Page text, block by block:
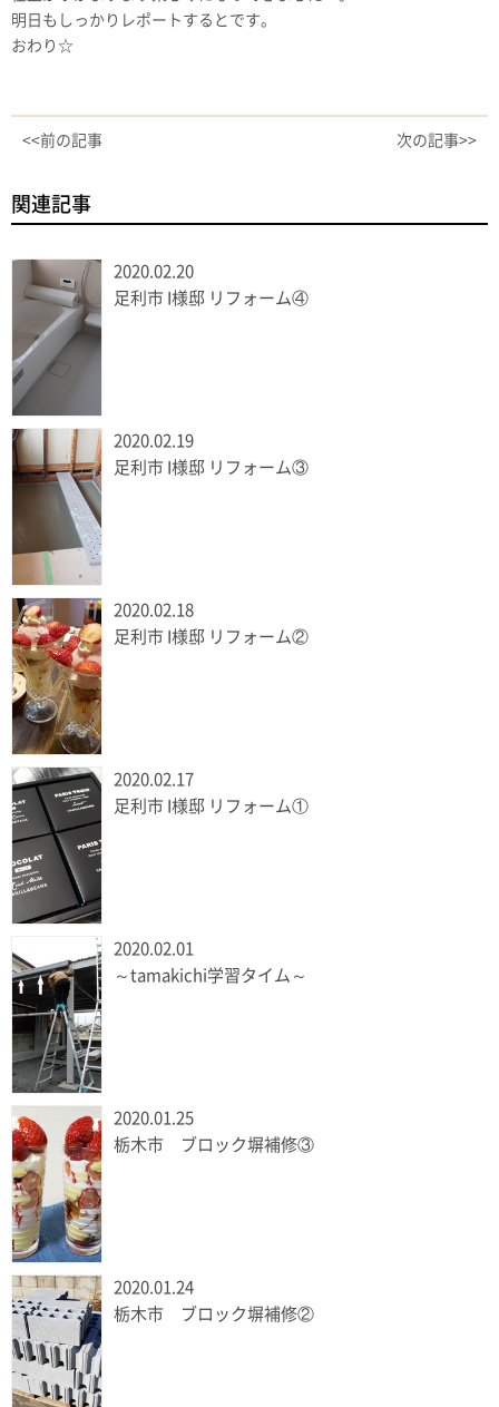
明日もしっかりレポートするとです。
おわり☆
<<前の記事 次の記事>>
関連記事
2020.02.20
足利市 I様邸 リフォーム④
2020.02.19
足利市 I様邸 リフォーム③
2020.02.18
足利市 I様邸 リフォーム②
2020.02.17
足利市 I様邸 リフォーム①
2020.02.01
～tamakichi学習タイム～
2020.01.25
栃木市 ブロック塀補修③
2020.01.24
栃木市 ブロック塀補修②